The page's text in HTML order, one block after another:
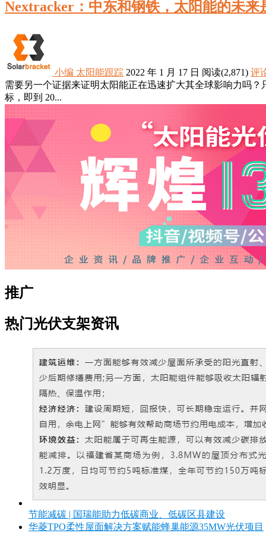
Nextracker：中东和钢铁，太阳能的未来
小编 太阳能跟踪 2022 年 1 月 17 日 阅读(2,871) 评
需要另一个证据来证明太阳能正在迅速扩大其全球影响力吗
标，即到 20...
推广
热门光伏支架资讯
节能减碳 | 国瑞能助力低碳商业、低碳区县建设
华菱TPO柔性屋面解决方案赋能蜂巢能源35MW光伏项目